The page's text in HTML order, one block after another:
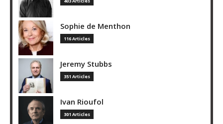
Sophie de Menthon
116 Articles
Jeremy Stubbs
351 Articles
Ivan Rioufol
301 Articles